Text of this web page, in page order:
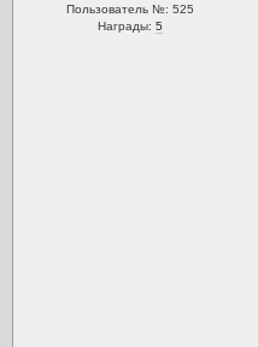
Пользователь №: 525
Награды: 5